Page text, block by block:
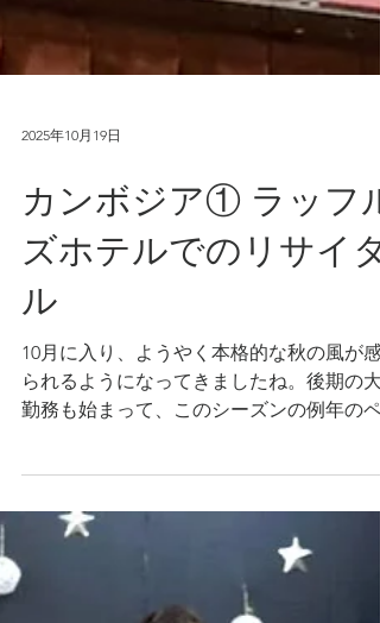
カンボジア① ラッフル
ズホテルでのリサイタ